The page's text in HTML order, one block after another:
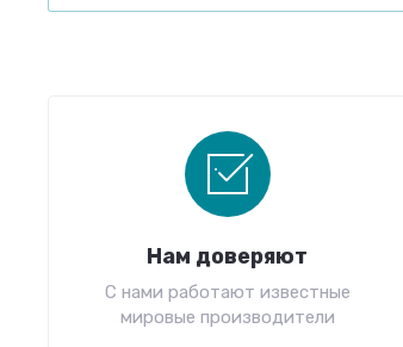
Нам доверяют
С нами работают известные
мировые производители